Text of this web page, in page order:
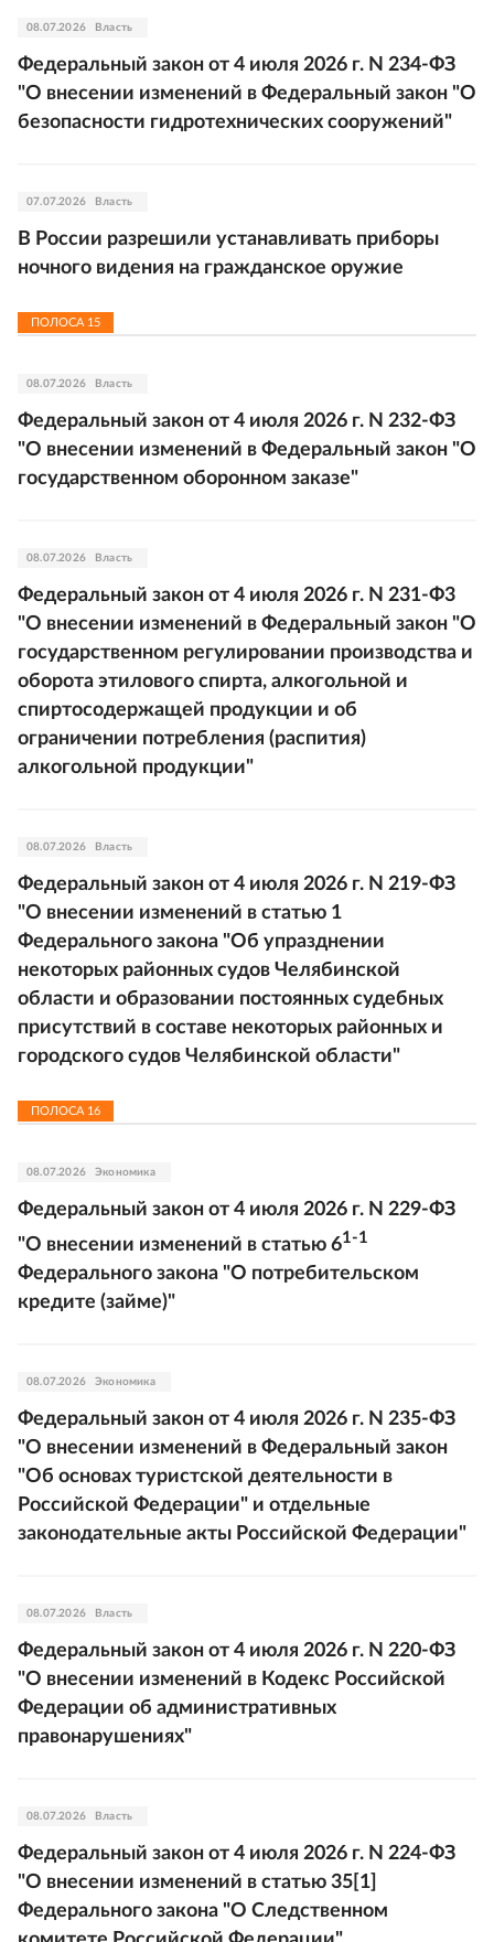
08.07.2026 Власть
Федеральный закон от 4 июля 2026 г. N 234-ФЗ
"О внесении изменений в Федеральный закон "О
безопасности гидротехнических сооружений"
07.07.2026 Власть
В России разрешили устанавливать приборы
ночного видения на гражданское оружие
ПОЛОСА 15
08.07.2026 Власть
Федеральный закон от 4 июля 2026 г. N 232-ФЗ
"О внесении изменений в Федеральный закон "О
государственном оборонном заказе"
08.07.2026 Власть
Федеральный закон от 4 июля 2026 г. N 231-Ф3
"О внесении изменений в Федеральный закон "О
государственном регулировании производства и
оборота этилового спирта, алкогольной и
спиртосодержащей продукции и об
ограничении потребления (распития)
алкогольной продукции"
08.07.2026 Власть
Федеральный закон от 4 июля 2026 г. N 219-ФЗ
"О внесении изменений в статью 1
Федерального закона "Об упразднении
некоторых районных судов Челябинской
области и образовании постоянных судебных
присутствий в составе некоторых районных и
городского судов Челябинской области"
ПОЛОСА 16
08.07.2026 Экономика
Федеральный закон от 4 июля 2026 г. N 229-ФЗ
"О внесении изменений в статью 61-1
Федерального закона "О потребительском
кредите (займе)"
08.07.2026 Экономика
Федеральный закон от 4 июля 2026 г. N 235-ФЗ
"О внесении изменений в Федеральный закон
"Об основах туристской деятельности в
Российской Федерации" и отдельные
законодательные акты Российской Федерации"
08.07.2026 Власть
Федеральный закон от 4 июля 2026 г. N 220-ФЗ
"О внесении изменений в Кодекс Российской
Федерации об административных
правонарушениях"
08.07.2026 Власть
Федеральный закон от 4 июля 2026 г. N 224-ФЗ
"О внесении изменений в статью 35[1]
Федерального закона "О Следственном